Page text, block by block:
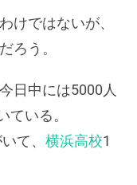
けではないが、
ろう。
日中には5000人
いる。
て、 横浜高校1